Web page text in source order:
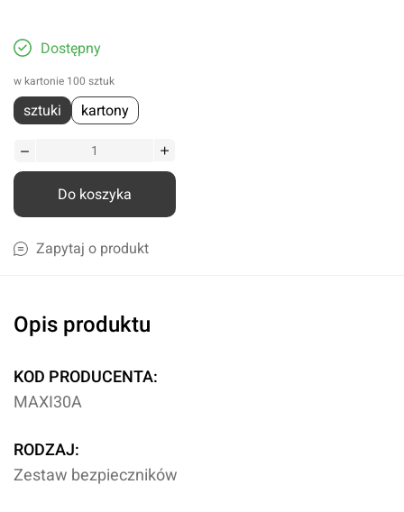
Dostępny
w kartonie 100 sztuk
sztuki kartony
Do koszyka
Zapytaj o produkt
Opis produktu
KOD PRODUCENTA:
MAXI30A
RODZAJ:
Zestaw bezpieczników